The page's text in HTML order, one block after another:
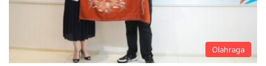
Olahraga